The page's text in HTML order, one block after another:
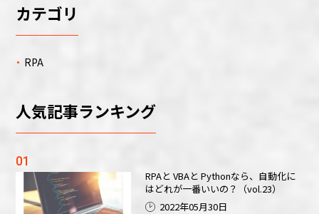
カテゴリ
RPA
人気記事ランキング
RPAと VBAと Pythonなら、自動化に
はどれが一番いいの？（vol.23）
2022年05月30日